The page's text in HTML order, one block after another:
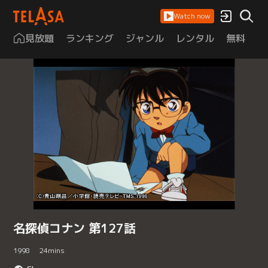
Watch now
見放題 ランキング ジャンル レンタル 無料
名探偵コナン 第127話
1998 24mins